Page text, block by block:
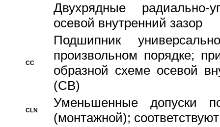
Двухрядные радиально-
осевой внутренний зазор
CC
Подшипник
произвольном порядке;
образной схеме осевой
(CB)
CLN
Уменьшенные
(монтажной);